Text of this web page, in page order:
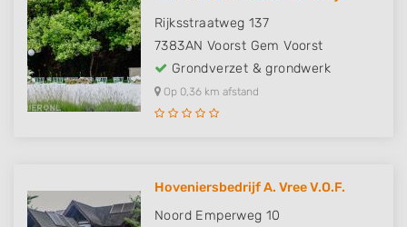
Rijksstraatweg 137
7383AN Voorst Gem Voorst
Grondverzet & grondwerk
Op 0,36 km afstand
Hoveniersbedrijf A. Vree V.O.F.
Noord Emperweg 10